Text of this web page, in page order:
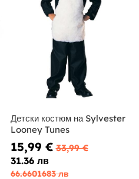
Детски костюм на Sylvester
Looney Tunes
15,99 € 33,99 €
31.36 лв
66.6601683 лв